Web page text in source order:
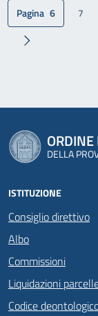
Pagina 6 7
Pagina successiva
ORDINE
DELLA
ISTITUZIONE
Consiglio direttivo
Albo
Commissioni
Liquidazioni
Codice